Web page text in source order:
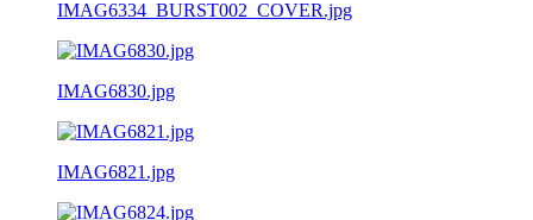
IMAG6334_BURST002_COVER.jpg
IMAG6830.jpg
IMAG6821.jpg